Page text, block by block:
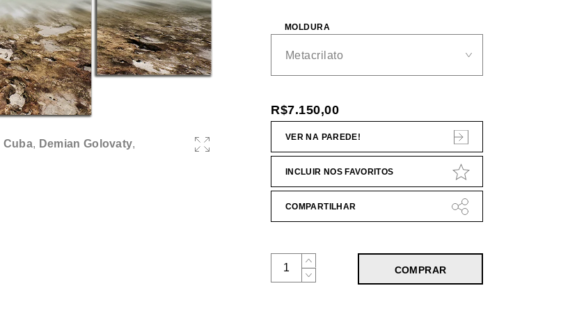
Cuba, Demian Golovaty,
MOLDURA
R$7.150,00
VER NA PAREDE!
INCLUIR NOS FAVORITOS
COMPARTILHAR
COMPRAR